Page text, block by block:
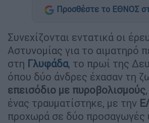
Προσθέστε το ΕΘΝΟΣ
Συνεχίζονται εντατικά οι
Αστυνομίας για το αιματηρό
στη Γλυφάδα, το πρωί της
όπου δύο άνδρες έχασαν τη
επεισόδιο με πυροβολισμούς
ένας τραυματίστηκε, με την
προχωρά σε δύο προσαγωγές